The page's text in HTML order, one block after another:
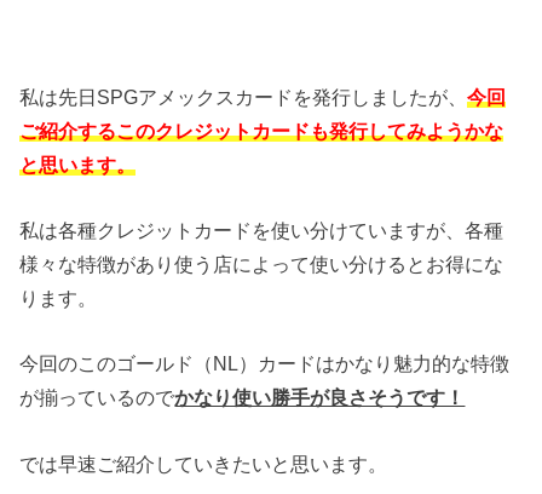
私は先日SPGアメックスカードを発行しましたが、今回
ご紹介するこのクレジットカードも発行してみようかな
と思います。
私は各種クレジットカードを使い分けていますが、各種
様々な特徴があり使う店によって使い分けるとお得にな
ります。
今回のこのゴールド（NL）カードはかなり魅力的な特徴
が揃っているのでかなり使い勝手が良さそうです！
では早速ご紹介していきたいと思います。